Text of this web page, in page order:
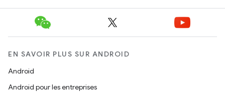
EN SAVOIR PLUS SUR ANDROID
Android
Android pour les entreprises